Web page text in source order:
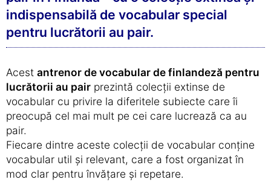
indispensabilă de vocabular special
pentru lucrătorii au pair.
Acest antrenor de vocabular de finlandeză pentru
lucrătorii au pair prezintă colecții extinse de
vocabular cu privire la diferitele subiecte care îi
preocupă cel mai mult pe cei care lucrează ca au
pair.
Fiecare dintre aceste colecții de vocabular conține
vocabular util și relevant, care a fost organizat în
mod clar pentru învățare și repetare.